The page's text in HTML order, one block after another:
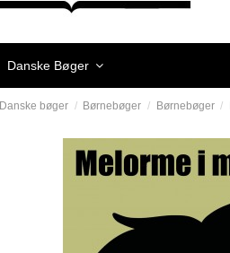
Danske Bøger
Danske bøger Børnebøger Børnebøger